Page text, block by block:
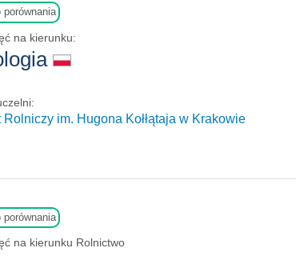
porównania
na kierunku:
im. Hugona Kołłątaja w Krakowie
porównania
na kierunku Rolnictwo